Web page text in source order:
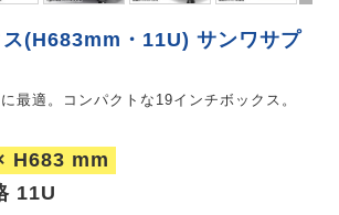
(H683mm・11U) サンワサプ
最適。コンパクトな19インチボックス。
H683 mm
11U